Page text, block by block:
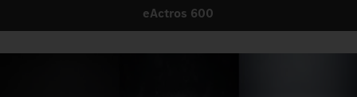
eActros 600